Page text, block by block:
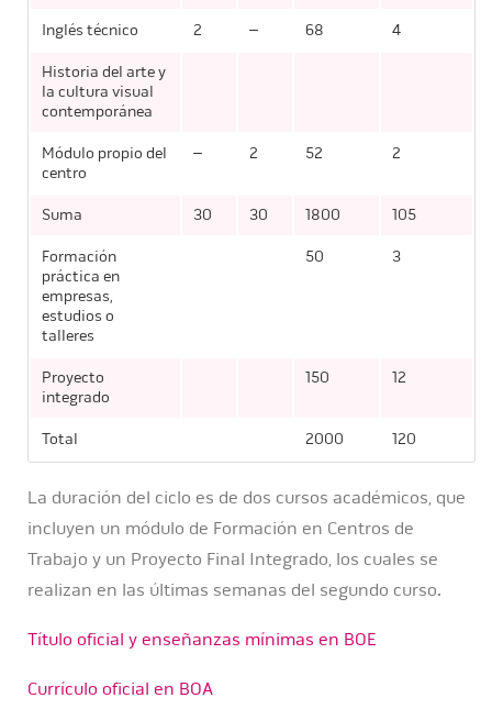
Inglés técnico 2 – 68 4
Historia del arte y
la cultura visual
contemporánea
Módulo propio del
centro
– 2 52 2
Suma 30 30 1800 105
Formación
práctica en
empresas,
estudios o
talleres
50 3
Proyecto
integrado
150 12
Total 2000 120
La duración del ciclo es de dos cursos académicos, que
incluyen un módulo de Formación en Centros de
Trabajo y un Proyecto Final Integrado, los cuales se
realizan en las últimas semanas del segundo curso.
Título oficial y enseñanzas mínimas en BOE
Currículo oficial en BOA